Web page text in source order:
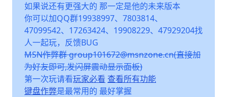
如果说还有更强大的 那一定是他的未来版本
你可以加QQ群19938997、7803814、
47099542、17263424、19908229、47929204找
人一起玩，反馈BUG
MSN作弊群 group101672@msnzone.cn(直接加
为好友即可,发闪屏震动显示面板)
第一次玩请看玩家必看 查看所有功能
键盘作弊是最常用的 最好掌握